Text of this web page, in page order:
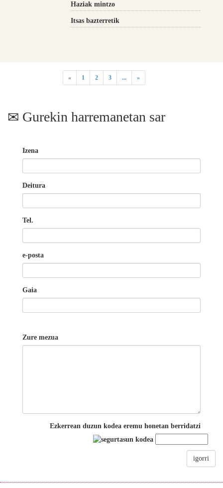
Haziak mintzo
Itsas bazterretik
« 1 2 3 ... »
Gurekin harremanetan sar
Izena
Deitura
Tel.
e-posta
Gaia
Zure mezua
Ezkerrean duzun kodea eremu honetan berridatzi
igorri